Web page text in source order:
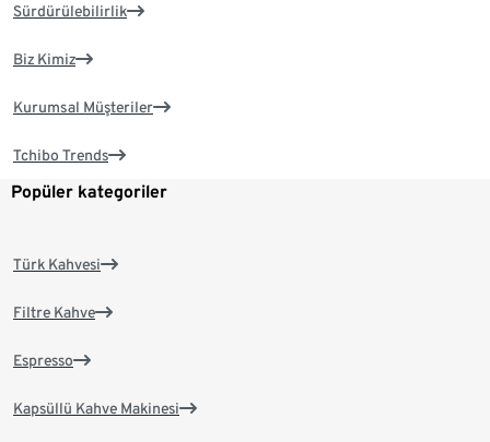
Sürdürülebilirlik
Biz Kimiz
Kurumsal Müşteriler
Tchibo Trends
Popüler kategoriler
Türk Kahvesi
Filtre Kahve
Espresso
Kapsüllü Kahve Makinesi